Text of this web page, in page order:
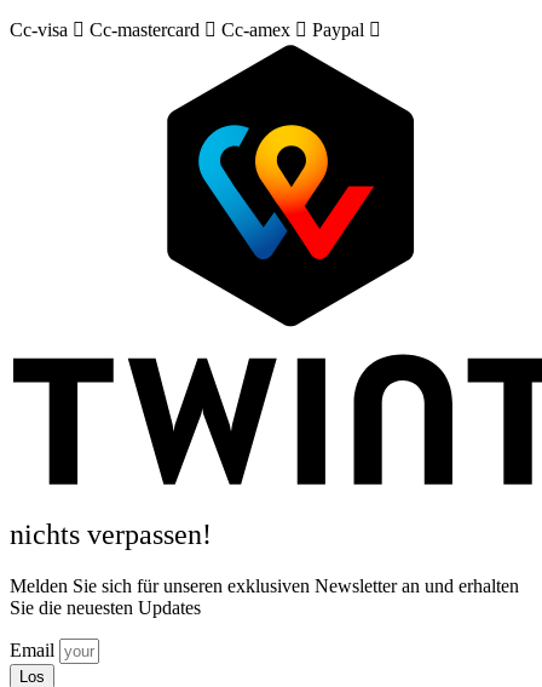
Cc-visa
Cc-mastercard Cc-amex Paypal
nichts verpassen!
Melden Sie sich für unseren exklusiven Newsletter an und erhalten
Sie die neuesten Updates
Email
Los